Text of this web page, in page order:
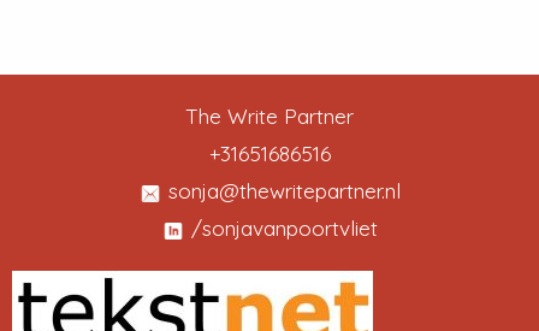
The Write Partner
+31651686516
sonja@thewritepartner.nl
/sonjavanpoortvliet